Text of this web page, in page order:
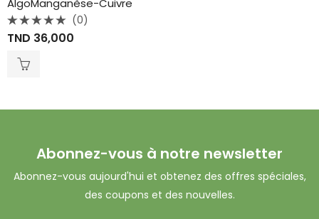
Note
0
(0)
TND 36,000
Abonnez-vous à notre newsletter
Abonnez-vous aujourd'hui et obtenez des offres spéciales,
des coupons et des nouvelles.